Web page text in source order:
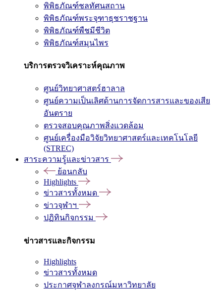
พิพิธภัณฑ์ชลทัศนสถาน
พิพิธภัณฑ์พระจุฑาธุชราชฐาน
พิพิธภัณฑ์พืชมีชีวิต
พิพิธภัณฑ์สมุนไพร
บริการตรวจวิเคราะห์คุณภาพ
ศูนย์วิทยาศาสตร์ฮาลาล
ศูนย์ความเป็นเลิศด้านการจัดการสารและของเสีย
อันตราย
ตรวจสอบคุณภาพสิ่งแวดล้อม
ศูนย์เครื่องมือวิจัยวิทยาศาสตร์และเทคโนโลยี
(STREC)
สาระความรู้และข่าวสาร
ย้อนกลับ
Highlights
ข่าวสารทั้งหมด
ข่าวจุฬาฯ
ปฏิทินกิจกรรม
ข่าวสารและกิจกรรม
Highlights
ข่าวสารทั้งหมด
ประกาศจุฬาลงกรณ์มหาวิทยาลัย